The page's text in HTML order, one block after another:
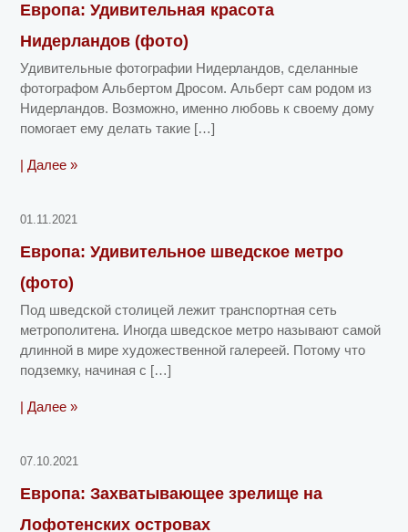
Европа: Удивительная красота
Нидерландов (фото)
Удивительные фотографии Нидерландов, сделанные
фотографом Альбертом Дросом. Альберт сам родом из
Нидерландов. Возможно, именно любовь к своему дому
помогает ему делать такие […]
| Далее »
01.11.2021
Европа: Удивительное шведское метро
(фото)
Под шведской столицей лежит транспортная сеть
метрополитена. Иногда шведское метро называют самой
длинной в мире художественной галереей. Потому что
подземку, начиная с […]
| Далее »
07.10.2021
Европа: Захватывающее зрелище на
Лофотенских островах